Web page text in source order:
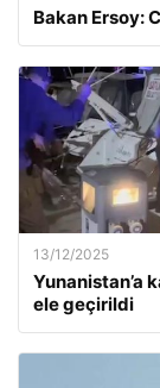
Bakan Ersoy:
13/12/2025
Yunanistan’a
ele geçirildi